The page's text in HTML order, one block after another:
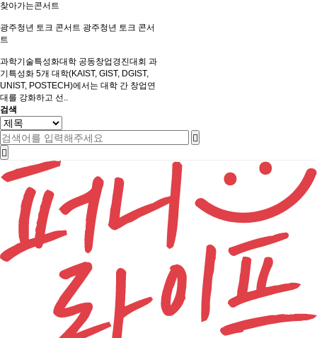
찾아가는콘서트
광주청년 토크 콘서트 광주청년 토크 콘서
트
과학기술특성화대학 공동창업경진대회 과
기특성화 5개 대학(KAIST, GIST, DGIST,
UNIST, POSTECH)에서는 대학 간 창업연
대를 강화하고 선..
검색